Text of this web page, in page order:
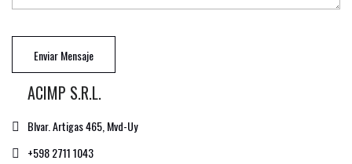
Enviar Mensaje
ACIMP S.R.L.
Blvar. Artigas 465, Mvd-Uy
+598 2711 1043